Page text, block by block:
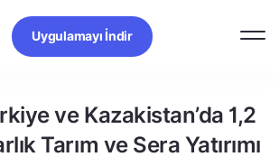
Uygulamayı İndir
ve Kazakistan’da 1,2
Tarım ve Sera Yatırımı